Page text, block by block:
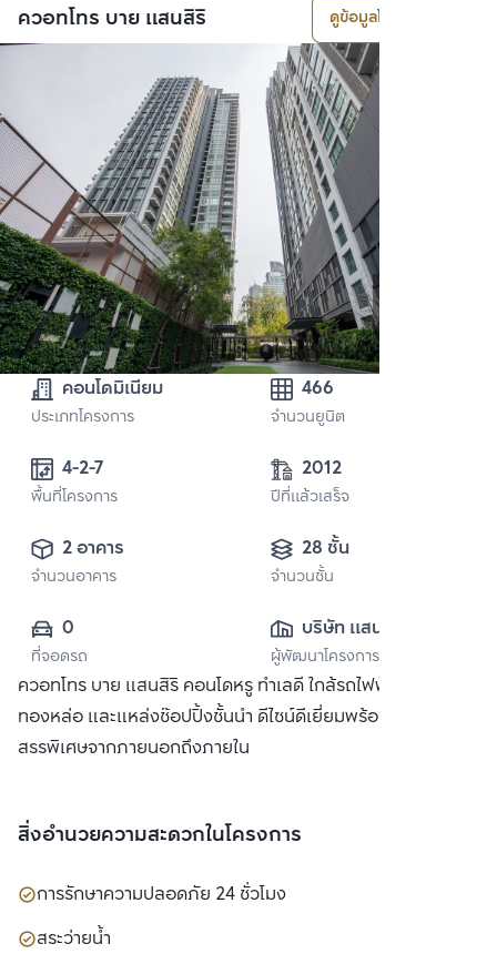
ควอทโทร บาย แสนสิริ ดูข้อมูลโครงการ
คอนโดมิเนียม
ประเภทโครงการ
466
จำนวนยูนิต
4-2-7
พื้นที่โครงการ
2012
ปีที่แล้วเสร็จ
2 อาคาร
จำนวนอาคาร
28 ชั้น
จำนวนชั้น
0
ที่จอดรถ
บริษัท แสนสิริ
จำกัด (มหาชน)
ผู้พัฒนาโครงการ
ควอทโทร บาย แสนสิริ คอนโดหรู ทำเลดี ใกล้รถไฟฟ้า BTS
ทองหล่อ และแหล่งช๊อปปิ้งชั้นนำ ดีไซน์ดีเยี่ยมพร้อมวัสดุที่คัด
สรรพิเศษจากภายนอกถึงภายใน
สิ่งอำนวยความสะดวกในโครงการ
การรักษาความปลอดภัย 24 ชั่วโมง
สระว่ายน้ำ